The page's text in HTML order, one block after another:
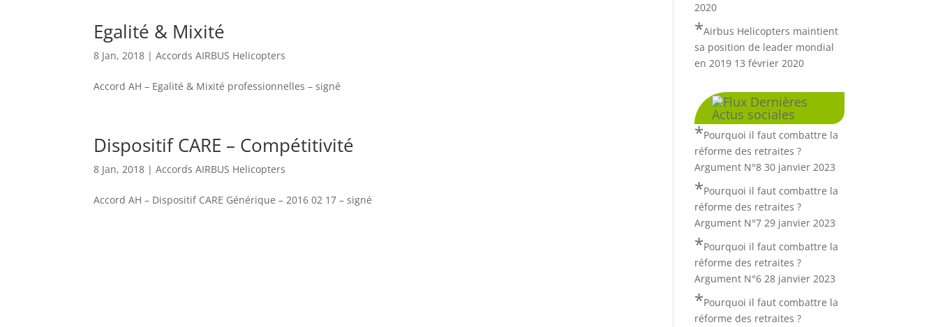
Egalité & Mixité
8 Jan, 2018 |Accords AIRBUS Helicopters
Accord AH – Egalité & Mixité professionnelles – signé
Dispositif CARE – Compétitivité
8 Jan, 2018 |Accords AIRBUS Helicopters
Accord AH – Dispositif CARE Générique – 2016 02 17 – signé
2020
Airbus Helicopters maintient
sa position de leader mondial
en 2019 13 février 2020
Dernières
Actus sociales
Pourquoi il faut combattre la
réforme des retraites ?
Argument N°8 30 janvier 2023
Pourquoi il faut combattre la
réforme des retraites ?
Argument N°7 29 janvier 2023
Pourquoi il faut combattre la
réforme des retraites ?
Argument N°6 28 janvier 2023
Pourquoi il faut combattre la
réforme des retraites ?